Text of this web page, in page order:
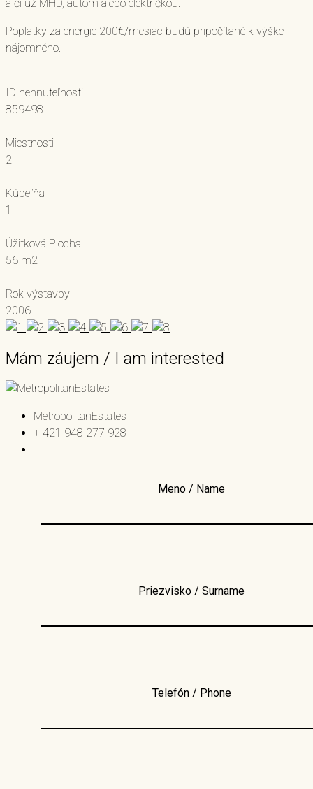
a či už MHD, autom alebo električkou.
Poplatky za energie 200€/mesiac budú pripočítané k výške
nájomného.
ID nehnuteľnosti
859498
Miestnosti
2
Kúpeľňa
1
Úžitková Plocha
56 m2
Rok výstavby
2006
Mám záujem / I am interested
MetropolitanEstates
+ 421 948 277 928
Meno / Name
Priezvisko / Surname
Telefón / Phone